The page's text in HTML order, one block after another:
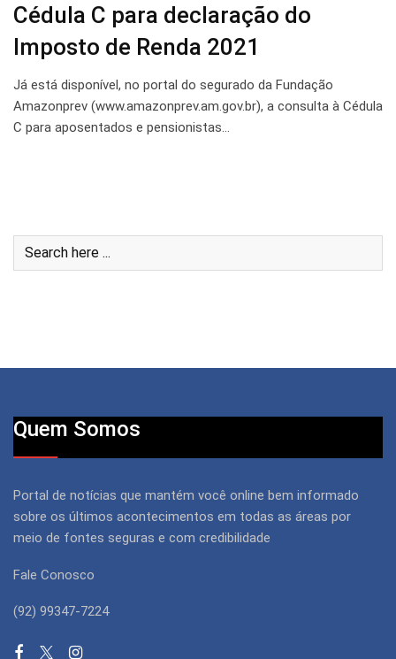
Cédula C para declaração do
Imposto de Renda 2021
Já está disponível, no portal do segurado da Fundação
Amazonprev (www.amazonprev.am.gov.br), a consulta à Cédula
C para aposentados e pensionistas…
Quem Somos
Portal de notícias que mantém você online bem informado
sobre os últimos acontecimentos em todas as áreas por
meio de fontes seguras e com credibilidade
Fale Conosco
(92) 99347-7224